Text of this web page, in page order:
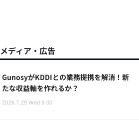
メディア・広告
GunosyがKDDIとの業務提携を解消！新
たな収益軸を作れるか？
2026.7.29 Wed 6:00